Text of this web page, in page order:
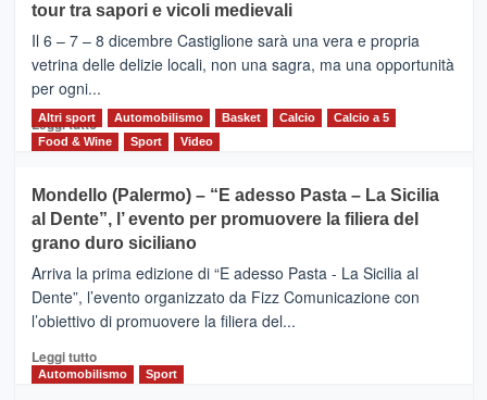
ALCANTARA
–
Vivicittà,
alla
scoperta
del
territorio,
e
messaggi
di
tour tra sapori e vicoli medievali
Il 6 – 7 – 8 dicembre Castiglione sarà una vera e propria
vetrina delle delizie locali, non una sagra, ma una opportunità
per ogni...
Leggi tuttoLeggi
di
CASTIGLIONE
DI
SICILIA
(Ct)
–
Il
Borgo
Gusto,
il
Altri sport Automobilismo Basket Calcio
Calcio a 5
Food & Wine
Sport Video
Mondello (Palermo) – “E adesso Pasta – La Sicilia
al Dente”, l’ evento per promuovere la filiera del
grano duro siciliano
Arriva la prima edizione di “E adesso Pasta - La Sicilia al
Dente”, l’evento organizzato da Fizz Comunicazione con
l’obiettivo di promuovere la filiera del...
Leggi tuttoLeggi
di
Automobilismo Sport